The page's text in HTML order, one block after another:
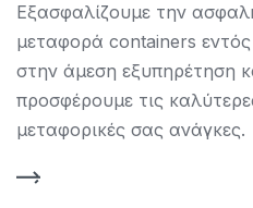
Εξασφαλίζουμε την
μεταφορά containers
στην άμεση εξυπηρέτηση
προσφέρουμε τις
μεταφορικές σας ανάγκες.